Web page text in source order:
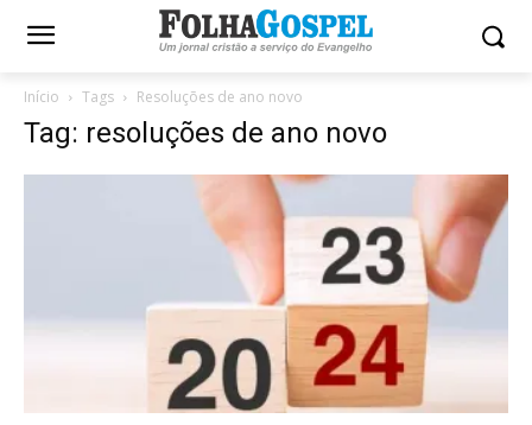
Início Tags Resoluções de ano novo
Tag: resoluções de ano novo